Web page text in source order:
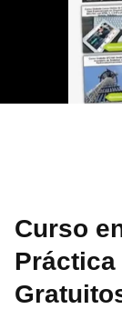
Curso